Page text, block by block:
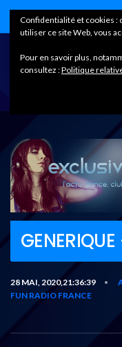
28 MAI, 2020,21:36:39 •
FUN RADIO FRANCE
Confidentialité et cookies :
utiliser ce site Web, vous
Pour en savoir plus,
consultez :Politique